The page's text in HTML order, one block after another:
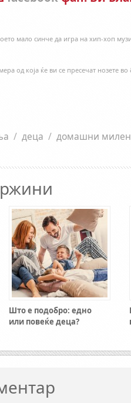
мало синче да игра на хип-хоп
од која ќе ви се пресечат нозете
/ деца / домашни
Што е подобро: едно
или повеќе деца?